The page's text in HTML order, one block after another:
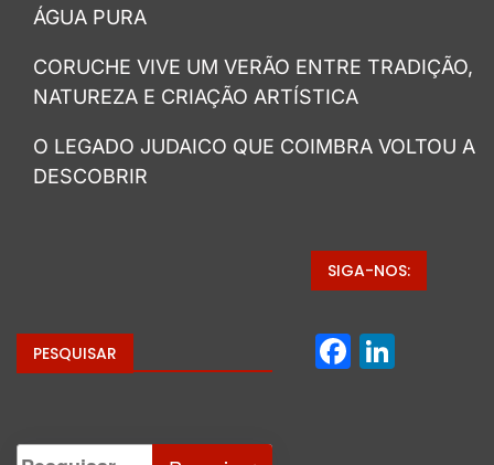
ÁGUA PURA
CORUCHE VIVE UM VERÃO ENTRE TRADIÇÃO,
NATUREZA E CRIAÇÃO ARTÍSTICA
O LEGADO JUDAICO QUE COIMBRA VOLTOU A
DESCOBRIR
PESQUISAR
SIGA-NOS: